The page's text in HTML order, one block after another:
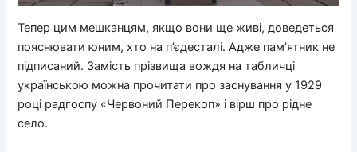
Тепер цим мешканцям, якщо вони ще живі, доведеться
пояснювати юним, хто на п’єдесталі. Адже пам’ятник не
підписаний. Замість прізвища вождя на табличці
українською можна прочитати про заснування у 1929
році радгоспу «Червоний Перекоп» і вірш про рідне
село.